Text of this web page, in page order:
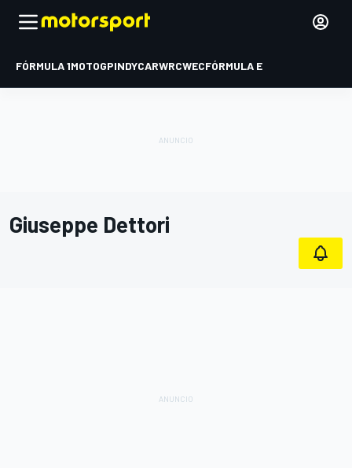
FÓRMULA 1MOTOGPINDYCARWRCWECFÓRMULA E
Giuseppe Dettori